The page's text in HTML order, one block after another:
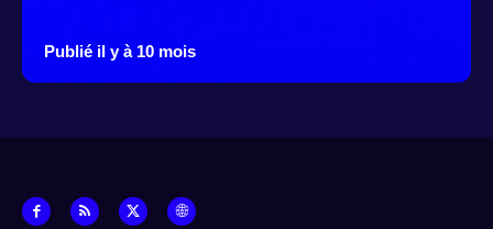
Publié il y à 10 mois